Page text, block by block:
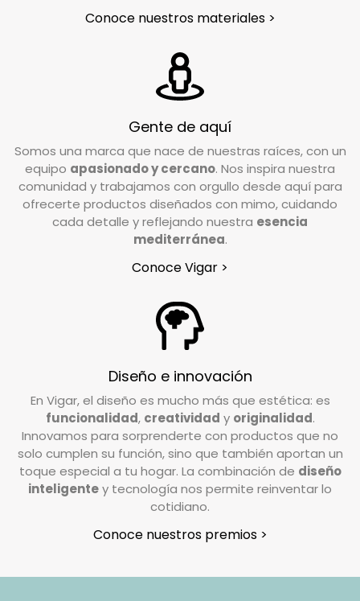
transportista se pondrá en contacto contigo
para coordinar la recogida en el lugar indicado
en el formulario de devoluciones.
¿En qué condiciones debo devolver el pedido?
Valoramos cada caso de forma individual, pero
como norma general, el producto debe
devolverse en su estado y embalaje original. No
debe estar usado ni estropeado, y debe
conservar las etiquetas y los complementos
incluidos en la caja.
En Vigar, valoramos la confianza que depositas
en nosotros al elegir nuestros productos. Por
ello, trabajamos para garantizar su
el coste de envío deberá ser abonado por el
cliente, excepto en casos de pedidos
incompletos o artículos defectuosos, donde los
gastos de devolución serán asumidos por
nosotros.
sencilla posible. Solo necesitas:
Conoce nuestros materiales >
Gente de aquí
Somos una marca que nace de nuestras raíces, con un
equipo apasionado y cercano. Nos inspira nuestra
comunidad y trabajamos con orgullo desde aquí para
ofrecerte productos diseñados con mimo, cuidando
cada detalle y reflejando nuestra esencia
mediterránea.
Conoce Vigar >
Diseño e innovación
En Vigar, el diseño es mucho más que estética: es
funcionalidad, creatividad y originalidad.
Innovamos para sorprenderte con productos que no
solo cumplen su función, sino que también aportan un
toque especial a tu hogar. La combinación de diseño
inteligentey tecnología nos permite reinventar lo
cotidiano.
Conoce nuestros premios >